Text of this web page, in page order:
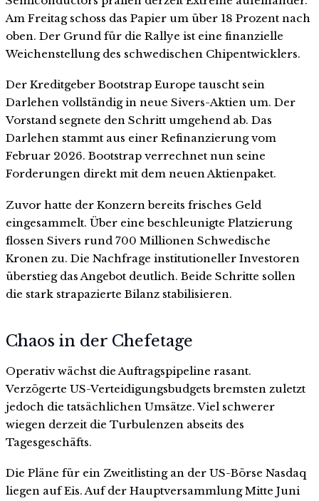
Am Freitag schoss das Papier um über 18 Prozent nach
oben. Der Grund für die Rallye ist eine finanzielle
Weichenstellung des schwedischen Chipentwicklers.
Der Kreditgeber Bootstrap Europe tauscht sein
Darlehen vollständig in neue Sivers-Aktien um. Der
Vorstand segnete den Schritt umgehend ab. Das
Darlehen stammt aus einer Refinanzierung vom
Februar 2026. Bootstrap verrechnet nun seine
Forderungen direkt mit dem neuen Aktienpaket.
Zuvor hatte der Konzern bereits frisches Geld
eingesammelt. Über eine beschleunigte Platzierung
flossen Sivers rund 700 Millionen Schwedische
Kronen zu. Die Nachfrage institutioneller Investoren
überstieg das Angebot deutlich. Beide Schritte sollen
die stark strapazierte Bilanz stabilisieren.
Chaos in der Chefetage
Operativ wächst die Auftragspipeline rasant.
Verzögerte US-Verteidigungsbudgets bremsten zuletzt
jedoch die tatsächlichen Umsätze. Viel schwerer
wiegen derzeit die Turbulenzen abseits des
Tagesgeschäfts.
Die Pläne für ein Zweitlisting an der US-Börse Nasdaq
liegen auf Eis. Auf der Hauptversammlung Mitte Juni